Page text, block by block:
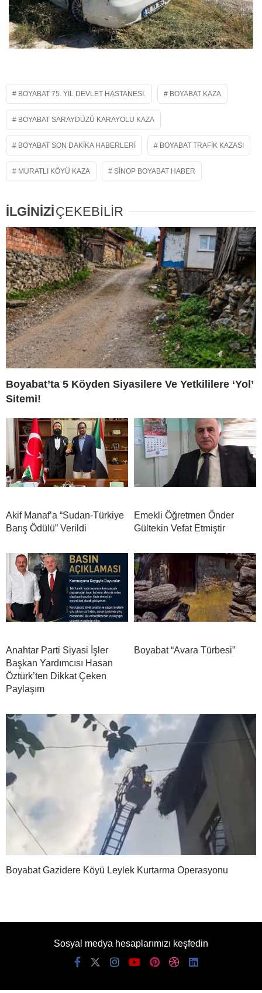
BOYABAT 75. YIL DEVLET HASTANESI. BOYABAT KAZA
BOYABAT SARAYDÜZÜ KARAYOLU KAZA
BOYABAT SON DAKIKA HABERLERI BOYABAT TRAFIK KAZASI
MURATLI KÖYÜ KAZA SINOP BOYABAT HABER
İLGİNİZİÇEKEBİLİR
Boyabat’ta 5 Köyden Siyasilere Ve Yetkililere ‘Yol’
Sitemi!
Akif Manaf’a “Sudan-Türkiye
Barış Ödülü” Verildi
Emekli Öğretmen Ônder
Gültekin Vefat Etmiştir
Anahtar Parti Siyasi İşler
Başkan Yardımcısı Hasan
Öztürk’ten Dikkat Çeken
Paylaşım
Boyabat “Avara Türbesi”
Boyabat Gazidere Köyü Leylek Kurtarma Operasyonu
Sosyal medya hesaplarımızı keşfedin